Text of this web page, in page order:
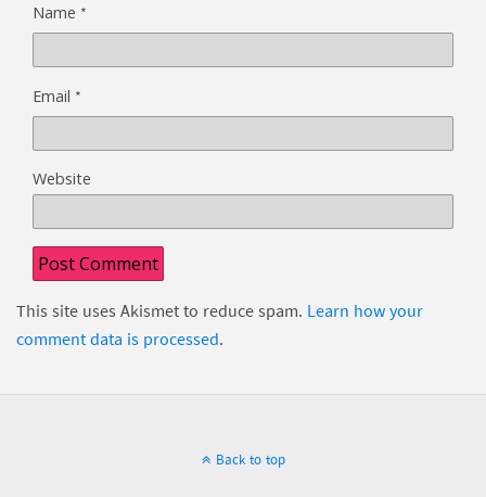
Name *
Email *
Website
This site uses Akismet to reduce spam. Learn how your
comment data is processed.
Back to top